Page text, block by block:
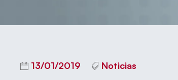
13/01/2019 Noticias